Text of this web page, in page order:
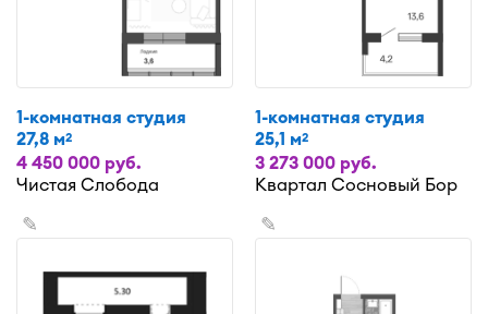
1-комнатная студия
27,8 м2
4 450 000 руб.
Чистая Слобода
1-комнатная студия
25,1 м2
3 273 000 руб.
Квартал Сосновый Бор
✎ ✎